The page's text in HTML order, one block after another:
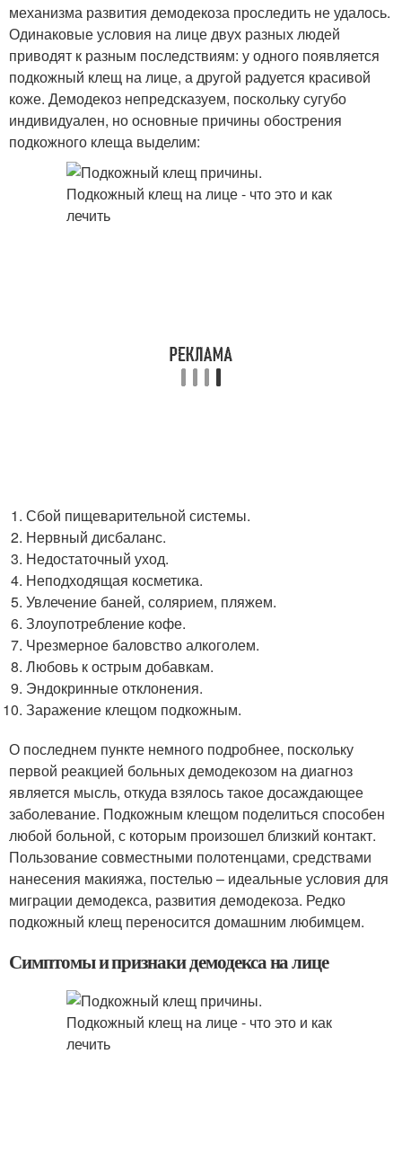
механизма развития демодекоза проследить не удалось.
Одинаковые условия на лице двух разных людей
приводят к разным последствиям: у одного появляется
подкожный клещ на лице, а другой радуется красивой
коже. Демодекоз непредсказуем, поскольку сугубо
индивидуален, но основные причины обострения
подкожного клеща выделим:
Сбой пищеварительной системы.
Нервный дисбаланс.
Недостаточный уход.
Неподходящая косметика.
Увлечение баней, солярием, пляжем.
Злоупотребление кофе.
Чрезмерное баловство алкоголем.
Любовь к острым добавкам.
Эндокринные отклонения.
Заражение клещом подкожным.
О последнем пункте немного подробнее, поскольку
первой реакцией больных демодекозом на диагноз
является мысль, откуда взялось такое досаждающее
заболевание. Подкожным клещом поделиться способен
любой больной, с которым произошел близкий контакт.
Пользование совместными полотенцами, средствами
нанесения макияжа, постелью – идеальные условия для
миграции демодекса, развития демодекоза. Редко
подкожный клещ переносится домашним любимцем.
Симптомы и признаки демодекса на лице